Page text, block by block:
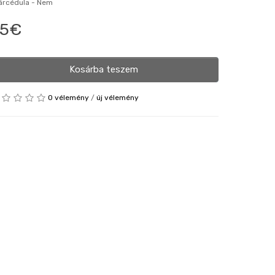
- Nem
Kosárba teszem
0 vélemény/ új vélemény